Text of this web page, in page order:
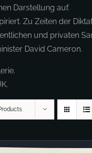
Darstellung auf.
Zu Zeiten der
und privaten
David Cameron.